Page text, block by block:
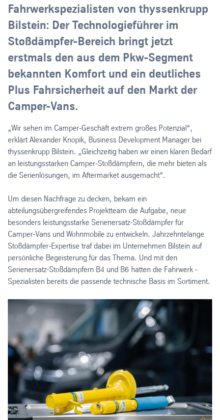
Fahrwerkspezialisten von thyssenkrupp
Bilstein: Der Technologieführer im
Stoßdämpfer-Bereich bringt jetzt
erstmals den aus dem Pkw-Segment
bekannten Komfort und ein deutliches
Plus Fahrsicherheit auf den Markt der
Camper-Vans.
„Wir sehen im Camper-Geschäft extrem großes Potenzial“,
erklärt Alexander Knopik, Business Development Manager bei
thyssenkrupp Bilstein. „Gleichzeitig haben wir einen klaren Bedarf
an leistungsstarken Camper-Stoßdämpfern, die mehr bieten als
die Serienlösungen, im Aftermarket ausgemacht“.
Um diesen Nachfrage zu decken, bekam ein
abteilungsübergreifendes Projektteam die Aufgabe, neue
besonders leistungsstarke Serienersatz-Stoßdämpfer für
Camper-Vans und Wohnmobile zu entwickeln. Jahrzehntelange
Stoßdämpfer-Expertise traf dabei im Unternehmen Bilstein auf
persönliche Begeisterung für das Thema. Und mit den
Serienersatz-Stoßdämpfern B4 und B6 hatten die Fahrwerk -
Spezialisten bereits die passende technische Basis im Sortiment.